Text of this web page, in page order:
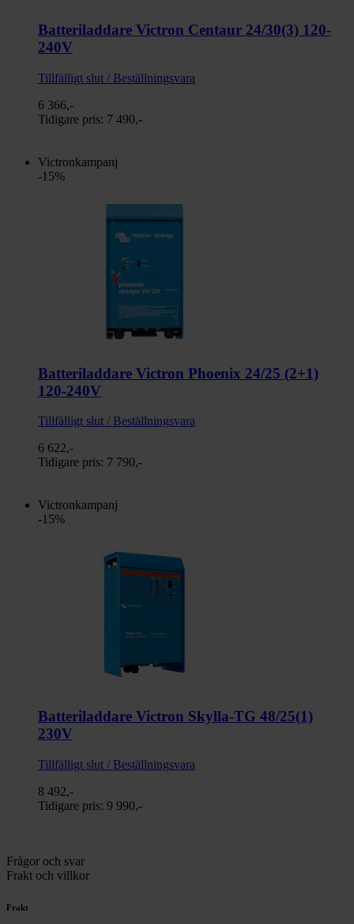
Batteriladdare Victron Centaur 24/30(3) 120-
240V
Tillfälligt slut / Beställningsvara
6 366,-
Tidigare pris: 7 490,-
Victronkampanj
-15%
Batteriladdare Victron Phoenix 24/25 (2+1)
120-240V
Tillfälligt slut / Beställningsvara
6 622,-
Tidigare pris: 7 790,-
Victronkampanj
-15%
Batteriladdare Victron Skylla-TG 48/25(1)
230V
Tillfälligt slut / Beställningsvara
8 492,-
Tidigare pris: 9 990,-
Frågor och svar
Frakt och villkor
Frakt